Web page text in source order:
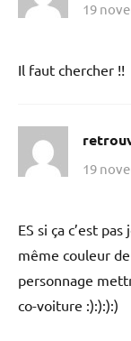
19
Il faut chercher !!
19
ES si ça c’est
même couleur
personnage
co-voiture :):):):)